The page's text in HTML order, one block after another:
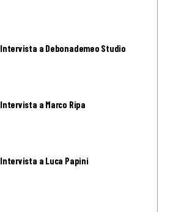
Intervista a Debonademeo Studio
Intervista a Marco Ripa
Intervista a Luca Papini